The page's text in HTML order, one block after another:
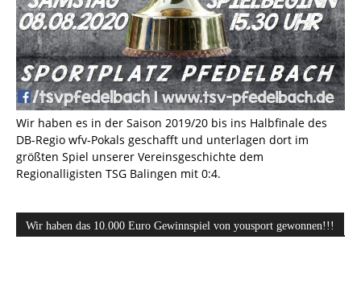
Wir haben es in der Saison 2019/20 bis ins Halbfinale des
DB-Regio wfv-Pokals geschafft und unterlagen dort im
größten Spiel unserer Vereinsgeschichte dem
Regionalligisten TSG Balingen mit 0:4.
Wir haben das 10.000 Euro Gewinnspiel von yousport gewonnen!!!